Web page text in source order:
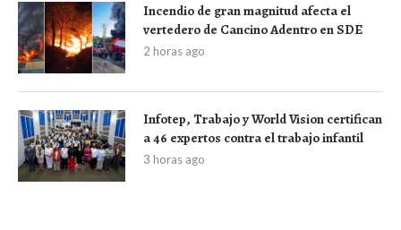
Incendio de gran magnitud afecta el
vertedero de Cancino Adentro en SDE
2 horas ago
Infotep, Trabajo y World Vision certifican
a 46 expertos contra el trabajo infantil
3 horas ago